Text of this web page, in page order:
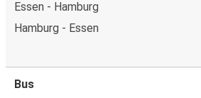
Essen - Hamburg
Hamburg - Essen
Bus